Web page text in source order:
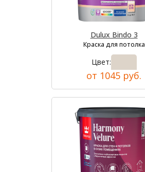
Dulux Bindo 3
Краска для потолка
Цвет:
от 1045 руб.